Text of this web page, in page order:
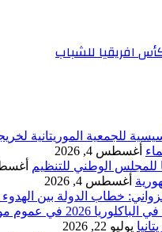
افريقيا للشباب
للجمعية الموريتانية
أغسطس 4, 2026
للمجلس الوطني للتنظيم أغسطس
أغسطس 4, 2026
خطاب الدولة بين الهدوء
في عموم موريتانيا
يوليو 22, 2026